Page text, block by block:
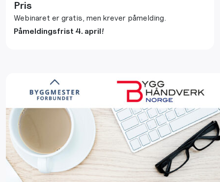
Pris
Webinaret er gratis, men krever påmelding.
Påmeldingsfrist 4. april!